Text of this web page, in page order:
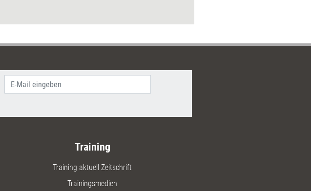
erhalten Sie zum günstigen Kombipreis von
Einzelbezug 10 Euro.
Training
Training aktuell Zeitschrift
Trainingsmedien